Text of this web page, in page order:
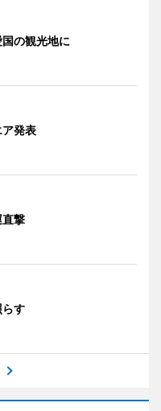
国の観光地に
ア発表
直撃
す